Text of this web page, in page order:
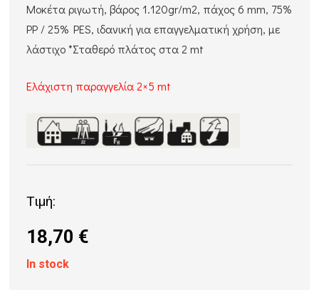
Μοκέτα ριγωτή, βάρος 1.120gr/m2, πάχος 6 mm, 75%
PP / 25% PES, ιδανική για επαγγελματική χρήση, με
λάστιχο *Σταθερό πλάτος στα 2 mt
Ελάχιστη παραγγελία 2×5 mt
Τιμή:
18,70 €
In stock